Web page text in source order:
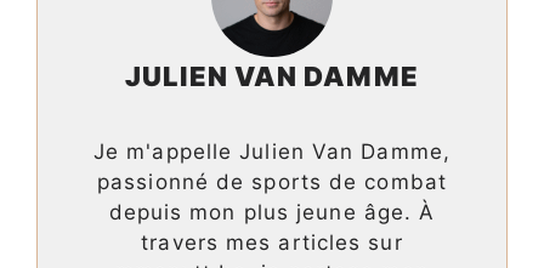
JULIEN VAN DAMME
Je m'appelle Julien Van Damme,
passionné de sports de combat
depuis mon plus jeune âge. À
travers mes articles sur